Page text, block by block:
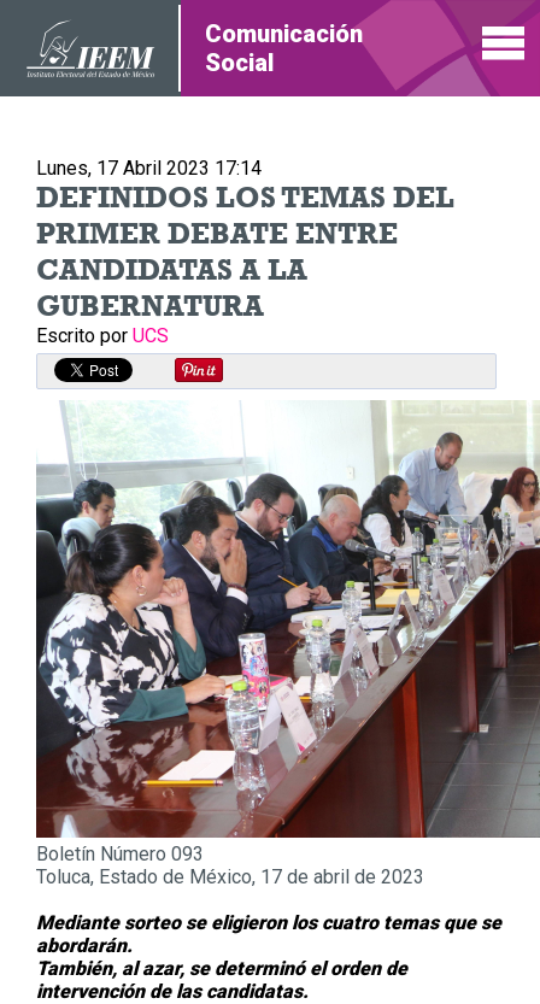
Comunicación
Social
Lunes, 17 Abril 2023 17:14
DEFINIDOS LOS TEMAS DEL
PRIMER DEBATE ENTRE
CANDIDATAS A LA
GUBERNATURA
Escrito por UCS
Boletín Número 093
Toluca, Estado de México, 17 de abril de 2023
Mediante sorteo se eligieron los cuatro temas que se
abordarán.
También, al azar, se determinó el orden de
intervención de las candidatas.